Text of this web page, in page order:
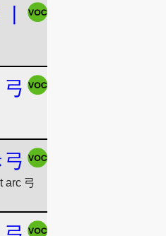
弓
弓
arc 弓